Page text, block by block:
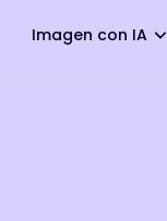
Imagen con IA